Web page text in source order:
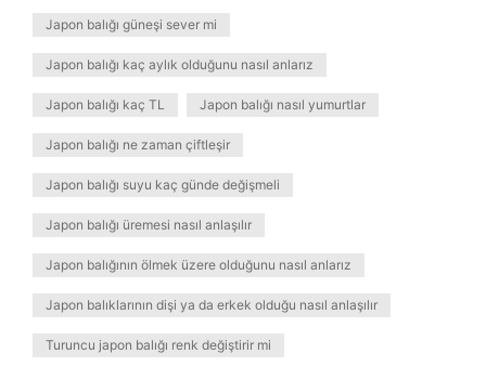
Japon balığı güneşi sever mi
Japon balığı kaç aylık olduğunu nasıl anlarız
Japon balığı kaç TL Japon balığı nasıl yumurtlar
Japon balığı ne zaman çiftleşir
Japon balığı suyu kaç günde değişmeli
Japon balığı üremesi nasıl anlaşılır
Japon balığının ölmek üzere olduğunu nasıl anlarız
Japon balıklarının dişi ya da erkek olduğu nasıl anlaşılır
Turuncu japon balığı renk değiştirir mi